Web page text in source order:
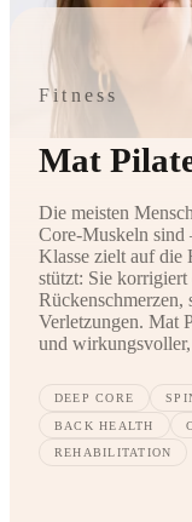
Fitness
Mat
Die meisten
Core-Muskeln sind
Klasse zielt auf die
stützt: Sie
Rückenschmerzen,
Verletzungen. Mat
und wirkungsvoller,
DEEP CORE
BACK HEALTH
REHABILITATION